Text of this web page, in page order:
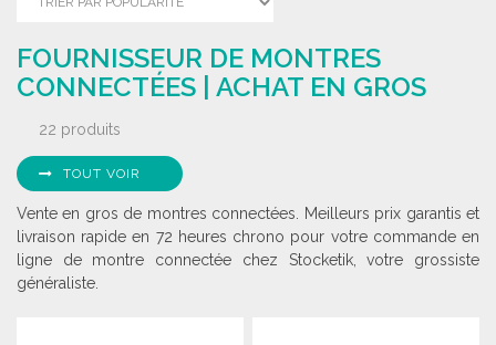
FOURNISSEUR DE MONTRES
CONNECTÉES | ACHAT EN GROS
22 produits
TOUT VOIR
Vente en gros de montres connectées. Meilleurs prix garantis et
livraison rapide en 72 heures chrono pour votre commande en
ligne de montre connectée chez Stocketik, votre grossiste
généraliste.